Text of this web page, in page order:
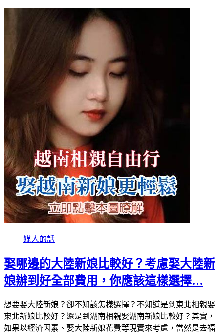
媒人的話
娶哪邊的大陸新娘比較好？考慮娶大陸新
娘辦到好全部費用，你應該這樣選擇…
想要娶大陸新娘？卻不知該怎樣選擇？不知道是到東北相親娶
東北新娘比較好？還是到湖南相親娶湖南新娘比較好？其實，
如果以經濟因素、娶大陸新娘花費等現實來考慮，當然是去福